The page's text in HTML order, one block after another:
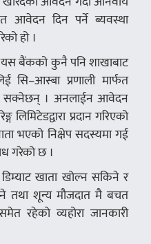
आवेदन दिन पर्ने ब्यवस्था
हो ।
यस बैंकको कुनै पनि शाखाबाट
सि–आस्बा प्रणाली मार्फत
सक्नेछन् । अनलाईन आवेदन
लिमिटेडद्वारा प्रदान गरिएको
भएको निक्षेप सदस्यमा गई
गरेको छ ।
खाता खोल्न सकिने र
तथा शून्य मौजदात मै बचत
रहेको व्यहोरा जानकारी